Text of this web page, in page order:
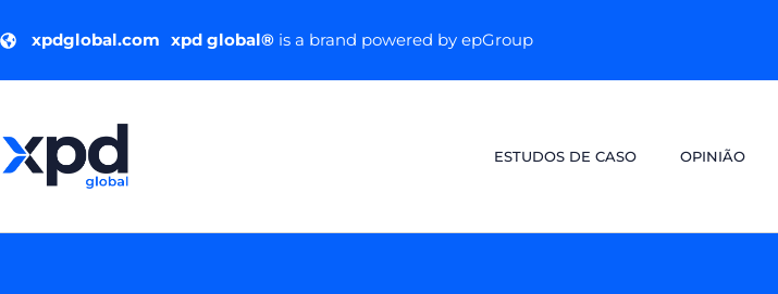
xpdglobal.com xpd global®is a brand powered by epGroup
ESTUDOS DE CASO OPINIÃO